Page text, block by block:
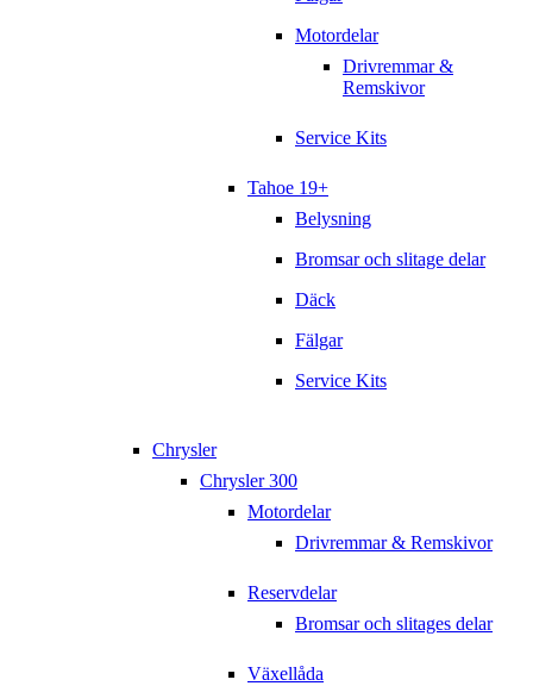
Motordelar
Drivremmar &
Remskivor
Service Kits
Tahoe 19+
Belysning
Bromsar och slitage delar
Däck
Fälgar
Service Kits
Chrysler
Chrysler 300
Motordelar
Drivremmar & Remskivor
Reservdelar
Bromsar och slitages delar
Växellåda